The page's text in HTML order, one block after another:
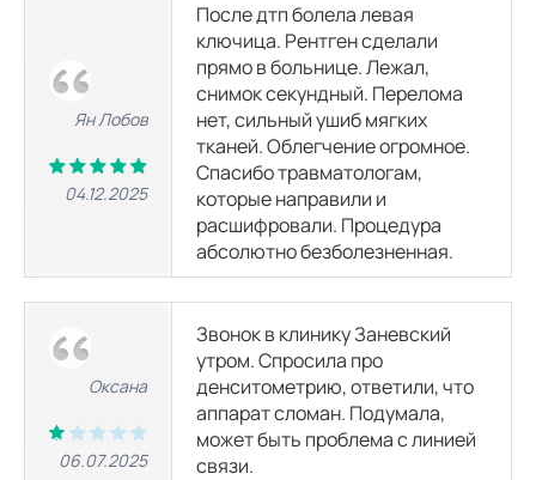
КТ органов и мягких тканей
3400р.
2000р.
3100
3600р.
КТ сердца
Ян Лобов
04.12.2025
После дтп болела левая
ключица. Рентген сделали
прямо в больнице. Лежал,
снимок секундный. Перелома
нет, сильный ушиб мягких
тканей. Облегчение огромное.
Спасибо травматологам,
которые направили и
расшифровали. Процедура
абсолютно безболезненная.
Оксана
06.07.2025
Звонок в клинику Заневский
утром. Спросила про
денситометрию, ответили, что
аппарат сломан. Подумала,
может быть проблема с линией
связи.